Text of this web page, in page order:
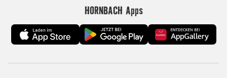
HORNBACH Apps